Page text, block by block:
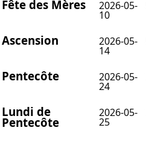
Fête des Mères 2026-05-
10
Ascension 2026-05-
14
Pentecôte 2026-05-
24
Lundi de
Pentecôte
2026-05-
25